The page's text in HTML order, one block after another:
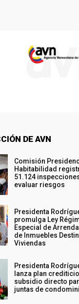
DE AVN
Comisión
Habitabilidad
51.124
evaluar riesgos
Presidenta
promulga Ley
Especial de
de Inmuebles
Viviendas
Presidenta
lanza plan
subsidio directo
juntas de